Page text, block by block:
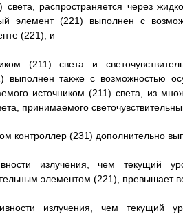
распространяется через
элемент (221) выполнен с
(221); и
(211) света и
выполнен также с возможностью
источником (211) света, из
принимаемого
контроллер (231) дополнительно
излучения, чем текущий
элементом (221), превышает
излучения, чем текущий